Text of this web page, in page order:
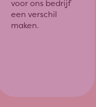
voor ons bedrijf
een verschil
maken.